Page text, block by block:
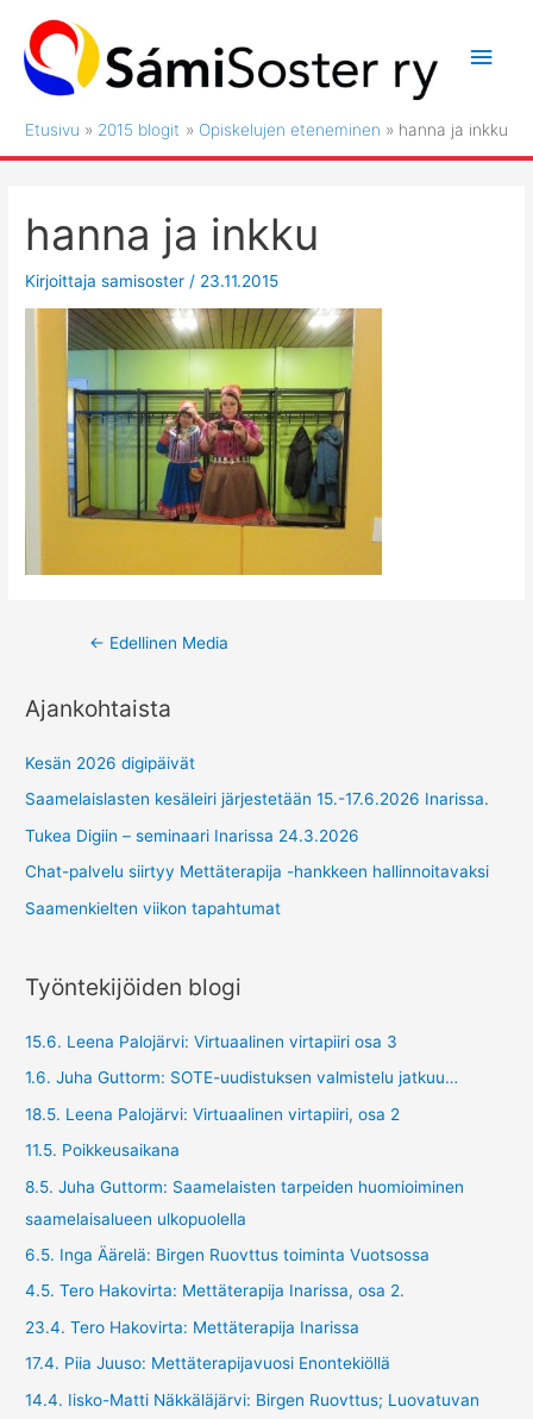
sisältöön
Etusivu 2015 blogit Opiskelujen eteneminen hanna ja inkku
hanna ja inkku
Kirjoittajasamisoster / 23.11.2015
Post← Edellinen Media
Ajankohtaista
Kesän 2026 digipäivät
Saamelaislasten kesäleiri järjestetään 15.-17.6.2026 Inarissa.
Tukea Digiin – seminaari Inarissa 24.3.2026
Chat-palvelu siirtyy Mettäterapija -hankkeen hallinnoitavaksi
Saamenkielten viikon tapahtumat
Työntekijöiden blogi
15.6. Leena Palojärvi: Virtuaalinen virtapiiri osa 3
1.6. Juha Guttorm: SOTE-uudistuksen valmistelu jatkuu…
18.5. Leena Palojärvi: Virtuaalinen virtapiiri, osa 2
11.5. Poikkeusaikana
8.5. Juha Guttorm: Saamelaisten tarpeiden huomioiminen
saamelaisalueen ulkopuolella
6.5. Inga Äärelä: Birgen Ruovttus toiminta Vuotsossa
4.5. Tero Hakovirta: Mettäterapija Inarissa, osa 2.
23.4. Tero Hakovirta: Mettäterapija Inarissa
17.4. Piia Juuso: Mettäterapijavuosi Enontekiöllä
14.4. Iisko-Matti Näkkäläjärvi: Birgen Ruovttus; Luovatuvan